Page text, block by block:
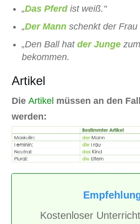
„Das Pferdist weiß."
„Der Mann schenkt der
„Den Ball hat der Junge
bekommen.
Artikel
Die Artikel müssen an den
werden:
Kostenloser